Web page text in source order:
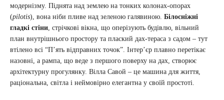
модернізму. Піднята над землею на тонких колонах-опорах
(pilotis), вона ніби пливе над зеленою галявиною. Білосніжні
гладкі стіни , стрічкові вікна, що оперізують будівлю, вільний
план внутрішнього простору та плаский дах-тераса з садом – тут
втілено всі “П’ять відправних точок”. Інтер’єр плавно перетікає
назовні, а рампа, що веде з першого поверху на дах, створює
архітектурну прогулянку. Вілла Савой – це машина для життя,
раціональна, світла і неймовірно елегантна у своїй простоті.